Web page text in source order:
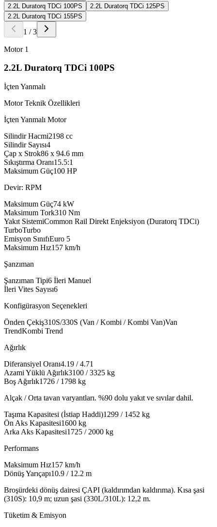
2.2L Duratorq TDCi 100PS
2.2L Duratorq TDCi 125PS
2.2L Duratorq TDCi 155PS
1 /3
Motor 1
2.2L Duratorq TDCi 100PS
İçten Yanmalı
Motor Teknik Özellikleri
İçten Yanmalı Motor
Silindir Hacmi2198 cc
Silindir Sayısı4
Çap x Strok86 x 94.6 mm
Sıkıştırma Oranı15.5:1
Maksimum Güç100 HP
Devir: RPM
Maksimum Güç74 kW
Maksimum Tork310 Nm
Yakıt SistemiCommon Rail Direkt Enjeksiyon (Duratorq TDCi)
TurboTurbo
Emisyon SınıfıEuro 5
Maksimum Hız157 km/h
Şanzıman
Şanzıman Tipi6 İleri Manuel
İleri Vites Sayısı6
Konfigürasyon Seçenekleri
Önden Çekiş310S/330S (Van / Kombi / Kombi Van)Van
TrendKombi Trend
Ağırlık
Diferansiyel Oranı4.19 / 4.71
Azami Yüklü Ağırlık3100 / 3325 kg
Boş Ağırlık1726 / 1798 kg
Alçak / Orta tavan varyantları. %90 dolu yakıt ve sıvılar dahil.
Taşıma Kapasitesi (İstiap Haddi)1299 / 1452 kg
Ön Aks Kapasitesi1600 kg
Arka Aks Kapasitesi1725 / 2000 kg
Performans
Maksimum Hız157 km/h
Dönüş Yarıçapı10.9 / 12.2 m
Broşürdeki dönüş dairesi ÇAPI (kaldırımdan kaldırıma). Kısa şasi
(310S): 10,9 m; uzun şasi (330L/310L): 12,2 m.
Tüketim & Emisyon